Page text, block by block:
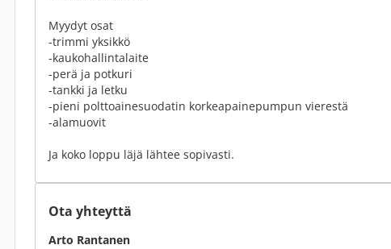
Myydyt osat
-trimmi yksikkö
-kaukohallintalaite
-perä ja potkuri
-tankki ja letku
-pieni polttoainesuodatin korkeapainepumpun vierestä
-alamuovit
Ja koko loppu läjä lähtee sopivasti.
Ota yhteyttä
Arto Rantanen